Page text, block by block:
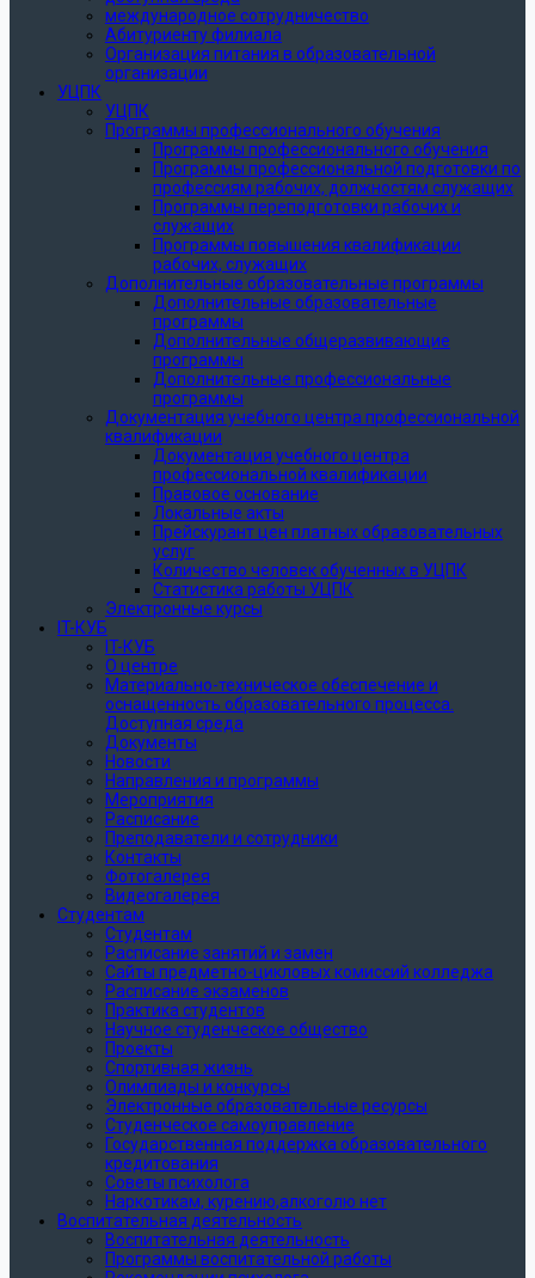
международное сотрудничество
Абитуриенту филиала
Организация питания в образовательной
организации
УЦПК
УЦПК
Программы профессионального обучения
Программы профессионального обучения
Программы профессиональной подготовки по
профессиям рабочих, должностям служащих
Программы переподготовки рабочих и
служащих
Программы повышения квалификации
рабочих, служащих
Дополнительные образовательные программы
Дополнительные образовательные
программы
Дополнительные общеразвивающие
программы
Дополнительные профессиональные
программы
Документация учебного центра профессиональной
квалификации
Документация учебного центра
профессиональной квалификации
Правовое основание
Локальные акты
Прейскурант цен платных образовательных
услуг
Количество человек обученных в УЦПК
Статистика работы УЦПК
Электронные курсы
IT-КУБ
IT-КУБ
О центре
Материально-техническое обеспечение и
оснащенность образовательного процесса.
Доступная среда
Документы
Новости
Направления и программы
Мероприятия
Расписание
Преподаватели и сотрудники
Контакты
Фотогалерея
Видеогалерея
Студентам
Студентам
Расписание занятий и замен
Сайты предметно-цикловых комиссий колледжа
Расписание экзаменов
Практика студентов
Научное студенческое общество
Проекты
Спортивная жизнь
Олимпиады и конкурсы
Электронные образовательные ресурсы
Студенческое самоуправление
Государственная поддержка образовательного
кредитования
Советы психолога
Наркотикам, курению,алкоголю нет
Воспитательная деятельность
Воспитательная деятельность
Программы воспитательной работы